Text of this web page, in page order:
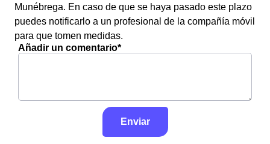
Munébrega. En caso de que se haya pasado este plazo
puedes notificarlo a un profesional de la compañía móvil
para que tomen medidas.
Añadir un comentario*
Enviar